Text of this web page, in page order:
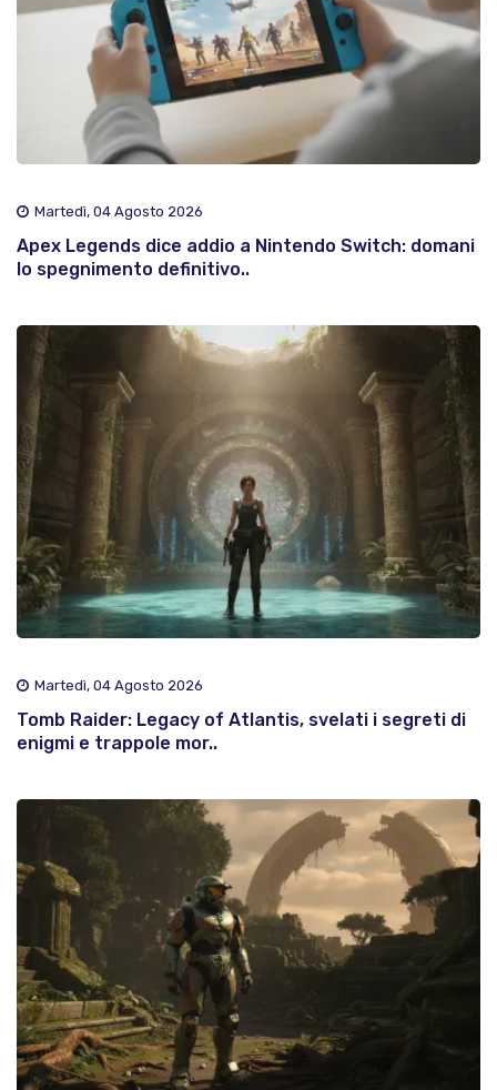
Martedì, 04 Agosto 2026
Apex Legends dice addio a Nintendo Switch: domani
lo spegnimento definitivo..
Martedì, 04 Agosto 2026
Tomb Raider: Legacy of Atlantis, svelati i segreti di
enigmi e trappole mor..